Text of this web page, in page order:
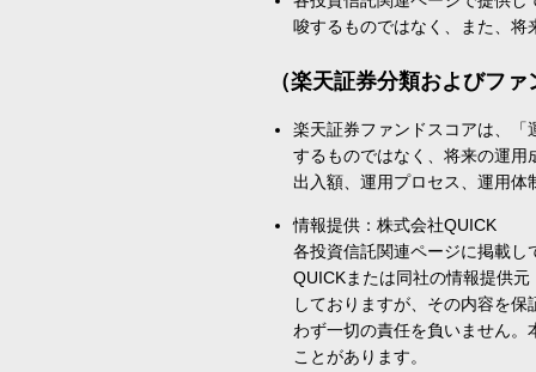
唆するものではなく、また、
（楽天証券分類およびフ
楽天証券ファンドスコアは、
するものではなく、将来の運
出入額、運用プロセス、運用
情報提供：株式会社QUICK
各投資信託関連ページに掲載
QUICKまたは同社の情報提供
しておりますが、その内容を
わず一切の責任を負いません
ことがあります。